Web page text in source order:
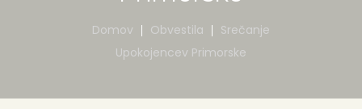
Domov Obvestila
Srečanje
Upokojencev Primorske